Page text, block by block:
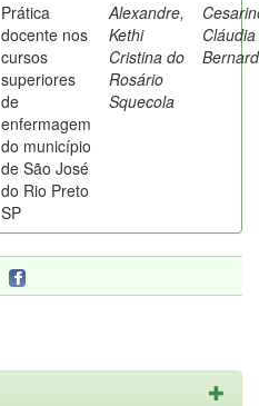
Prática
docente nos
cursos
superiores
de
enfermagem
do município
de São José
do Rio Preto
SP
Alexandre,
Kethi
Cristina do
Rosário
Squecola
Cláudia